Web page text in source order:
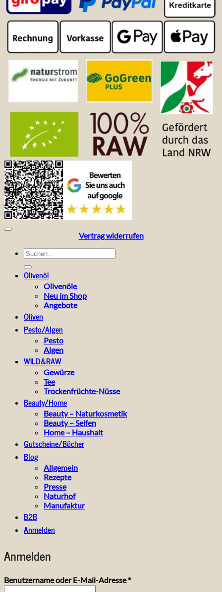
Vertrag widerrufen
Suchen
nach:
Olivenöl
Olivenöle
Neu im Shop
Angebote
Oliven
Pesto/Algen
Pesto
Algen
WILD&RAW
Gewürze
Tee
Trockenfrüchte-Nüsse
Beauty/Home
Beauty – Naturkosmetik
Beauty – Seifen
Home – Haushalt
Gutscheine/Bücher
Blog
Allgemein
Rezepte
Presse
Naturhof
Manufaktur
B2B
Anmelden
Anmelden
Benutzername oder E-Mail-Adresse*Erforderlich